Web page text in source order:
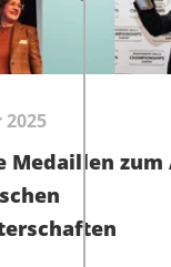
Medaillen zum